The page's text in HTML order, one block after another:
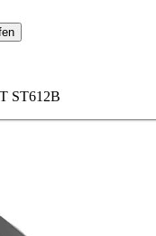
ST612B